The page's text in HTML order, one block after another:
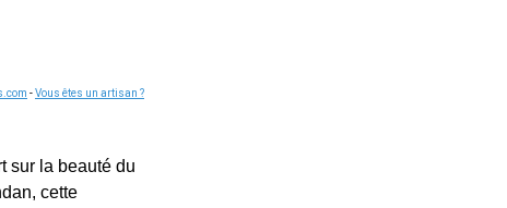
-Vous êtes un artisan ?
sur la beauté du
cette